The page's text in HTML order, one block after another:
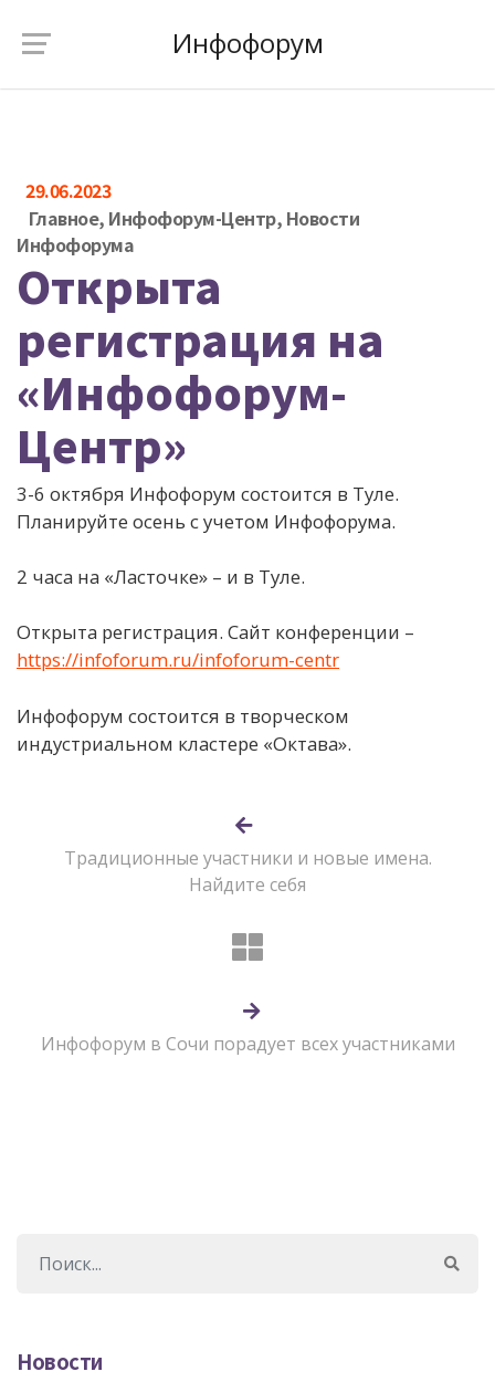
Инфофорум
29.06.2023
Главное, Инфофорум-Центр, Новости
Инфофорума
Открыта
регистрация на
«Инфофорум-
Центр»
3-6 октября Инфофорум состоится в Туле.
Планируйте осень с учетом Инфофорума.
2 часа на «Ласточке» – и в Туле.
Открыта регистрация. Сайт конференции –
https://infoforum.ru/infoforum-centr
Инфофорум состоится в творческом
индустриальном кластере «Октава».
Традиционные участники и новые имена.
Найдите себя
Инфофорум в Сочи порадует всех участниками
Новости